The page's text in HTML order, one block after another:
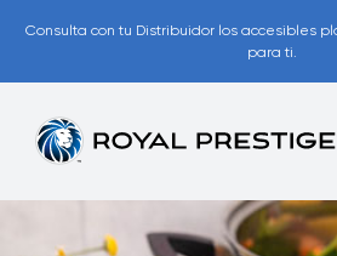
Consulta con tu Distribuidor los accesibles
para ti.